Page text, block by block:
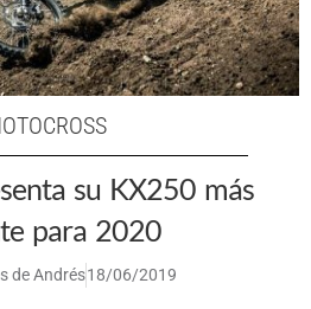
su KX250 más
para 2020
de Andrés18/06/2019